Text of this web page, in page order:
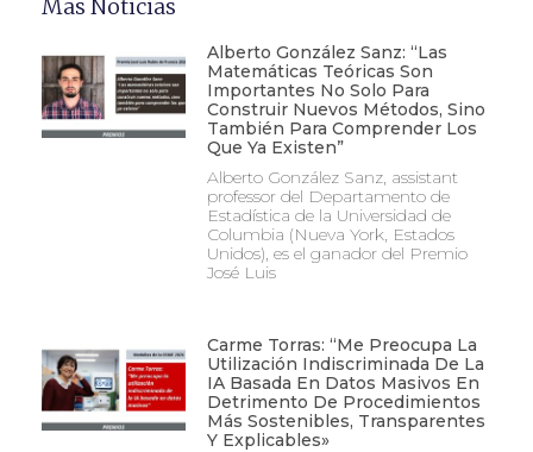
Mas Noticias
Alberto González Sanz: “Las
Matemáticas Teóricas Son
Importantes No Solo Para
Construir Nuevos Métodos, Sino
También Para Comprender Los
Que Ya Existen”
Alberto González Sanz, assistant
professor del Departamento de
Estadística de la Universidad de
Columbia (Nueva York, Estados
Unidos), es el ganador del Premio
José Luis
Carme Torras: “Me Preocupa La
Utilización Indiscriminada De La
IA Basada En Datos Masivos En
Detrimento De Procedimientos
Más Sostenibles, Transparentes
Y Explicables»